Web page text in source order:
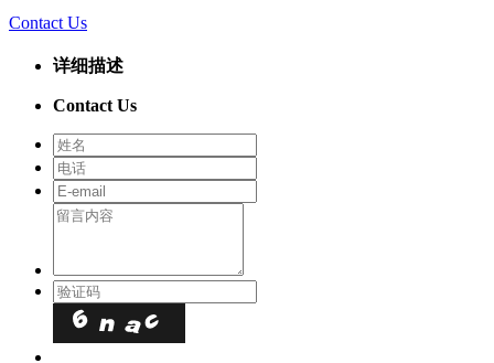
Contact Us
详细描述
Contact Us